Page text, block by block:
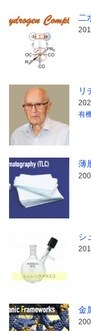
二
リ
有
薄
シ
金